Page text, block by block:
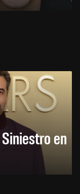
en